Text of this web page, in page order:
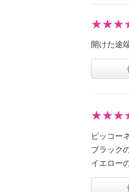
開けた途
ピッコー
ブラック
イエロー